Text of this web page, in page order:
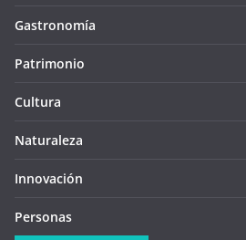
Gastronomía
Patrimonio
Cultura
Naturaleza
Innovación
Personas